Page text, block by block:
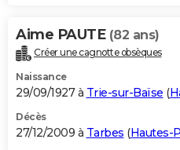
Aime PAUTE (82 ans)
Créer une cagnotte obsèques
Naissance
29/09/1927 à Trie-sur-Baïse (
Décès
27/12/2009 à Tarbes (Hautes-